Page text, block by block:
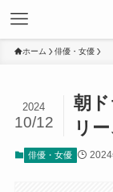
ホーム 俳優・女優
朝
リ
2024
10/12
俳優・女優